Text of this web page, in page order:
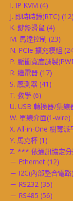
I. IP KVM (4)
J. 即時時鐘(RTC) (12)
K. 鍵盤滑鼠 (4)
M. 馬達控制 (23)
N. PCIe 擴充模組
P. 脈衝寬度調製
R. 繼電器 (17)
S. 感測器 (41)
T. 教學 (6)
U. USB 轉換器/集線
W. 單線介面(1-wire)
X. All-in-One 樹莓派
Y. 馬克杯 (1)
Z. *** 依通訊協定
－ Ethernet (12)
－ I2C(內部整合電路)
－ RS232 (35)
－ RS485 (56)